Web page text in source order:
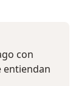
con
entiendan